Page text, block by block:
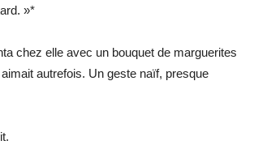
»*
chez elle avec un bouquet de marguerites
autrefois. Un geste naïf, presque